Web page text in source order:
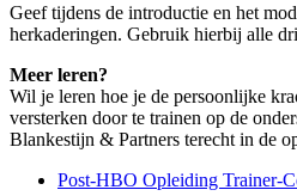
Geef tijdens de introductie en het
herkaderingen. Gebruik hierbij alle
Meer leren?
Wil je leren hoe je de persoonlijke
versterken door te trainen op de
Blankestijn & Partners terecht in de
Post-HBO Opleiding Trainer-